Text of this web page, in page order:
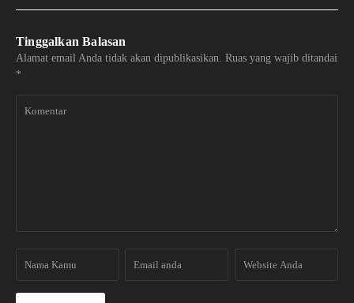
Tinggalkan Balasan
Alamat email Anda tidak akan dipublikasikan. Ruas yang wajib ditandai
*